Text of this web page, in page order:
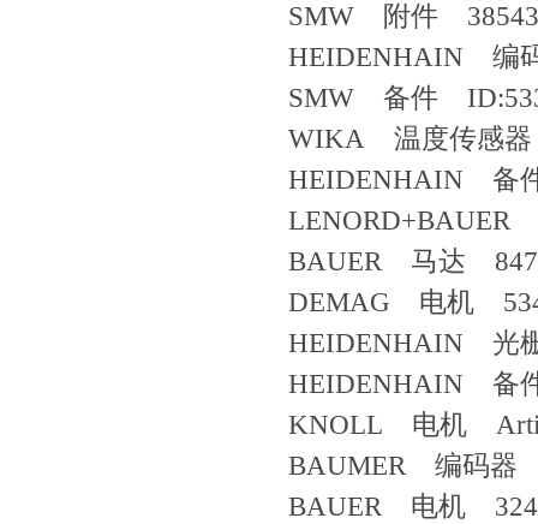
SMW 附件
HEIDENHAIN 编
SMW 备件
WIKA 温度传感器
HEIDENHAIN 备
LENORD+BAUER
BAUER 马达
DEMAG 电机
HEIDENHAIN 光
HEIDENHAIN 备
KNOLL 电机
BAUMER 编码器
BAUER 电机